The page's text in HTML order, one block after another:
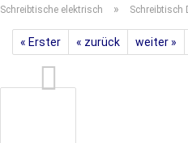
Schreibtische elektrisch » Schreibtisch
« Erster « zurück weiter »